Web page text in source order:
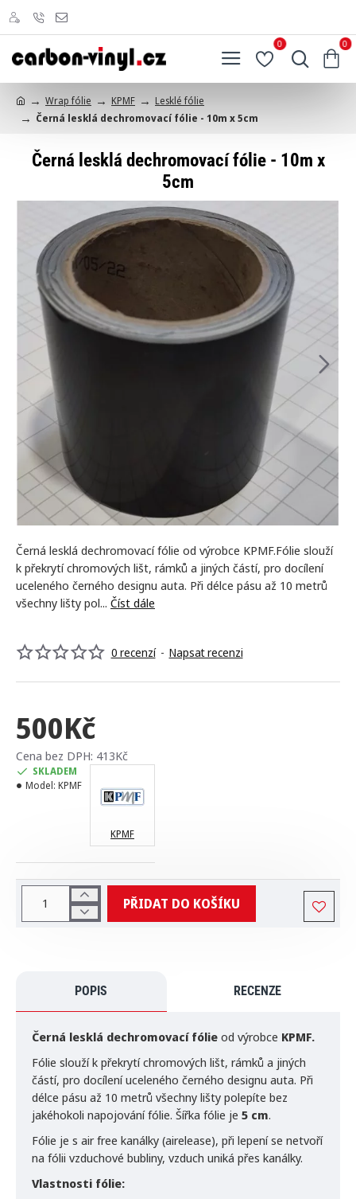
0 0
Wrap fólie KPMF
Lesklé fólie
Černá lesklá dechromovací fólie - 10m x 5cm
Černá lesklá dechromovací fólie - 10m x
5cm
Černá lesklá dechromovací fólie od výrobce KPMF.Fólie slouží
k překrytí chromových lišt, rámků a jiných částí, pro docílení
uceleného černého designu auta. Při délce pásu až 10 metrů
všechny lišty pol... Číst dále
0 recenzí - Napsat recenzi
500Kč
Cena bez DPH: 413Kč
SKLADEM
Model: KPMF
KPMF
PŘIDAT DO KOŠÍKU
POPIS RECENZE
Černá lesklá dechromovací fólie od výrobce KPMF.
Fólie slouží k překrytí chromových lišt, rámků a jiných
částí, pro docílení uceleného černého designu auta. Při
délce pásu až 10 metrů všechny lišty polepíte bez
jakéhokoli napojování fólie. Šířka fólie je 5 cm.
Fólie je s air free kanálky (airelease), při lepení se netvoří
na fólii vzduchové bubliny, vzduch uniká přes kanálky.
Vlastnosti fólie: